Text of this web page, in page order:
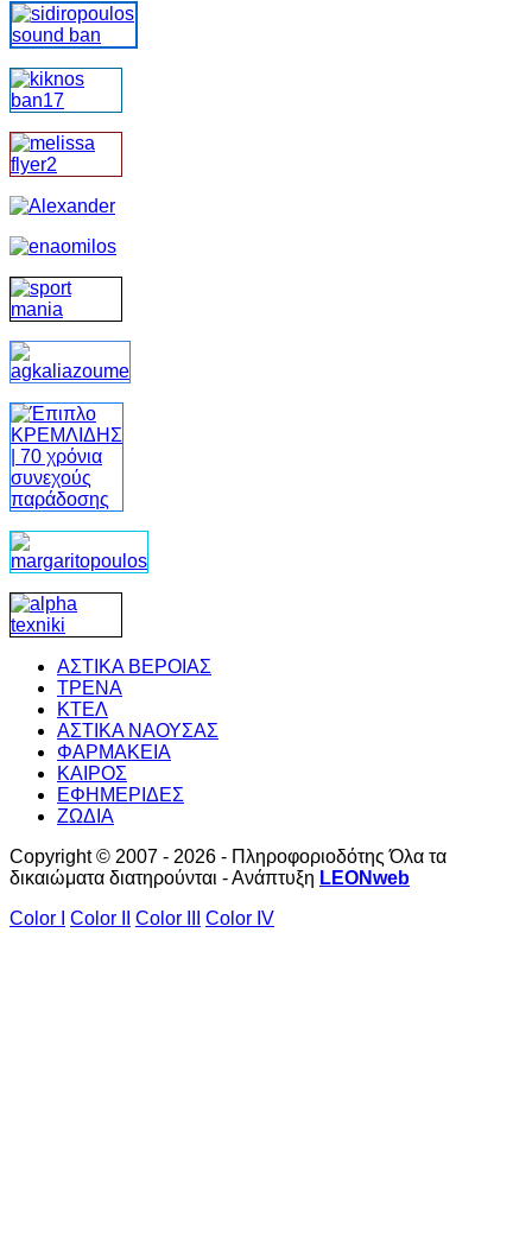
ΑΣΤΙΚΑ ΒΕΡΟΙΑΣ
ΤΡΕΝΑ
ΚΤΕΛ
ΑΣΤΙΚΑ ΝΑΟΥΣΑΣ
ΦΑΡΜΑΚΕΙΑ
ΚΑΙΡΟΣ
ΕΦΗΜΕΡΙΔΕΣ
ΖΩΔΙΑ
Copyright © 2007 - 2026 - Πληροφοριοδότης Όλα τα
δικαιώματα διατηρούνται - Ανάπτυξη LEONweb
Color I
Color II Color III Color IV